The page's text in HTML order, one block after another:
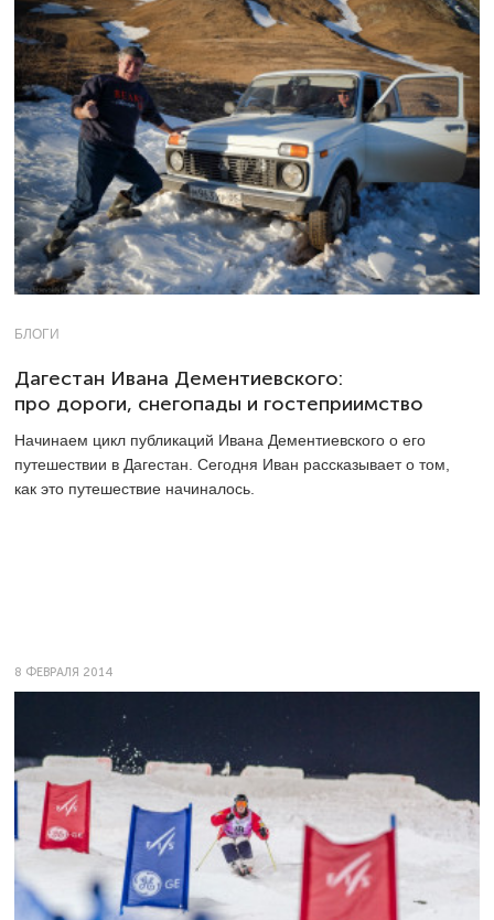
БЛОГИ
Дагестан Ивана Дементиевского:
про дороги, снегопады и гостеприимство
Начинаем цикл публикаций Ивана Дементиевского о его
путешествии в Дагестан. Сегодня Иван рассказывает о том,
как это путешествие начиналось.
8 ФЕВРАЛЯ 2014